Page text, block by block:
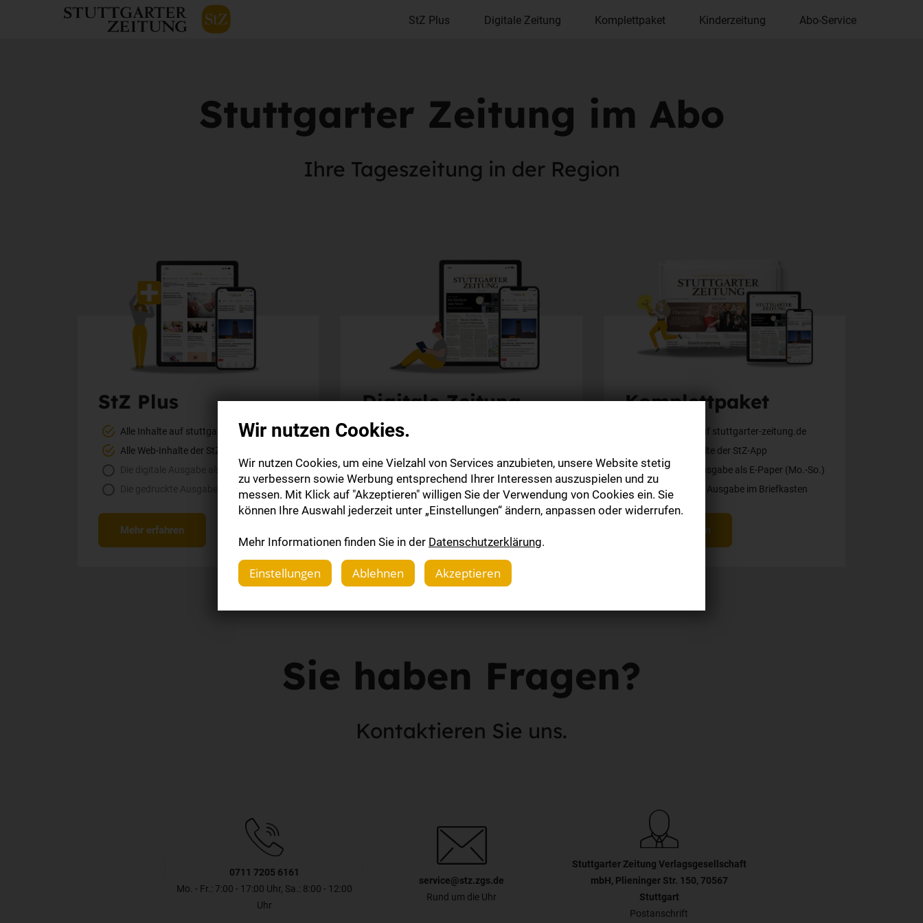
StZ Plus Digitale Zeitung Komplettpaket Kinderzeitung Abo-Service
Stuttgarter Zeitung im Abo
Ihre Tageszeitung in der Region
StZ Plus
Alle Inhalte auf stuttgarter-zeitung.de
Alle Web-Inhalte der StZ-App
Die digitale Ausgabe als E-Paper (Mo.-So.)
Die gedruckte Ausgabe im Briefkasten
Mehr erfahren
Digitale Zeitung
Alle Inhalte auf stuttgarter-zeitung.de
Die digitale Ausgabe als E-Paper (Mo.-So.)
Die gedruckte Ausgabe im Briefkasten
Komplettpaket
Alle Inhalte auf stuttgarter-zeitung.de
Alle Web-Inhalte der StZ-App
Die digitale Ausgabe als E-Paper (Mo.-So.)
Die gedruckte Ausgabe im Briefkasten
Mehr erfahren
Sie haben Fragen?
Kontaktieren Sie uns.
0711 7205 6161
Mo. - Fr.: 7:00 - 17:00 Uhr, Sa.: 8:00 - 12:00
Uhr
service@stz.zgs.de
Rund um die Uhr
Stuttgarter Zeitung Verlagsgesellschaft
mbH, Plieninger Str. 150, 70567
Stuttgart
Postanschrift
Wir nutzen Cookies.
Wir nutzen Cookies, um eine Vielzahl von Services anzubieten, unsere Website stetig
zu verbessern sowie Werbung entsprechend Ihrer Interessen auszuspielen und zu
messen. Mit Klick auf "Akzeptieren" willigen Sie der Verwendung von Cookies ein. Sie
können Ihre Auswahl jederzeit unter „Einstellungen“ ändern, anpassen oder widerrufen.
Mehr Informationen finden Sie in der Datenschutzerklärung.
Einstellungen
Ablehnen Akzeptieren